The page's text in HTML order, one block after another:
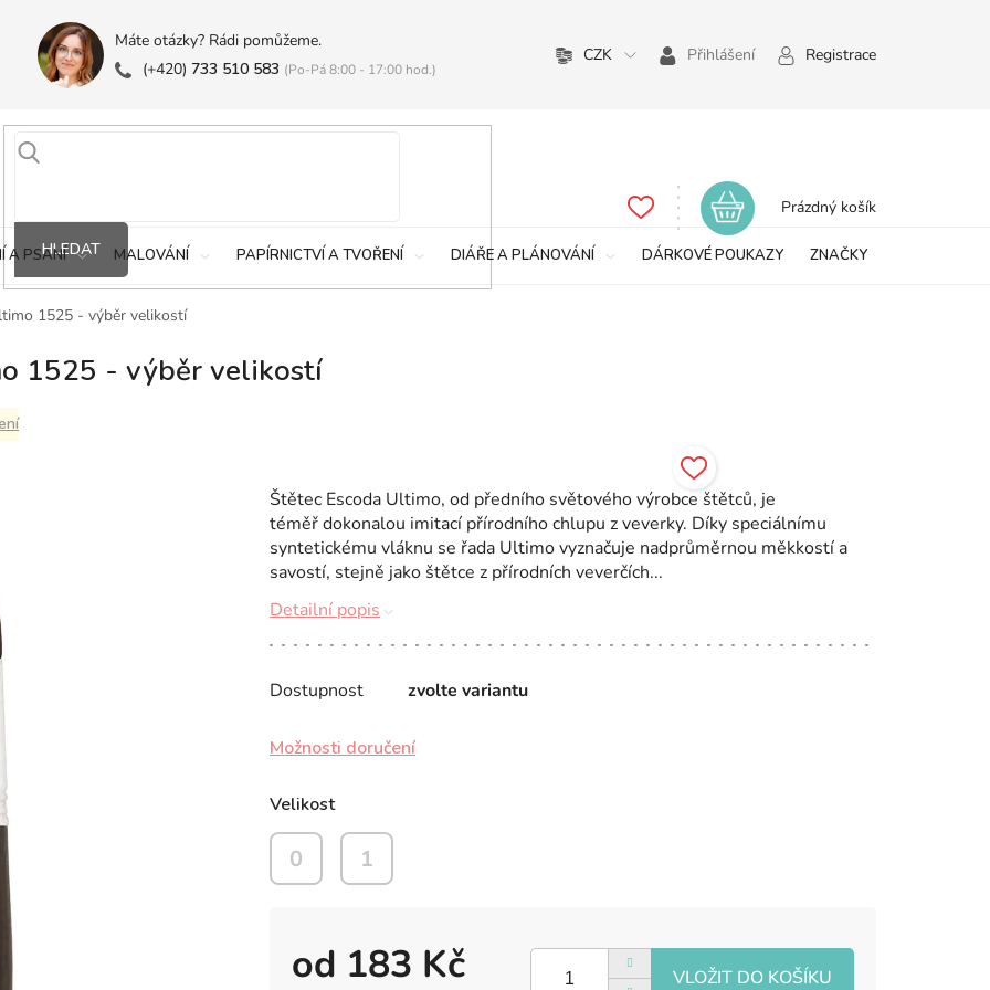
Máte otázky? Rádi pomůžeme.
(+420) 733 510 583 (Po-Pá 8:00 - 17:00 hod.)
CZK Přihlášení Registrace
HLEDAT
Nákupní
Prázdný košík
A PSANÍ MALOVÁNÍ PAPÍRNICTVÍ A TVOŘENÍ DIÁŘE A PLÁNOVÁNÍ DÁRKOVÉ POUKAZY ZNAČKY
1525 - výběr velikostí
1525 - výběr velikostí
Dostupnost zvolte variantu
od 183 Kč
Možnosti doručení
Velikost
0 1
Štětec Escoda Ultimo, od předního světového výrobce štětců, je
téměř dokonalou imitací přírodního chlupu z veverky. Díky speciálnímu
syntetickému vláknu se řada Ultimo vyznačuje nadprůměrnou měkkostí a
savostí, stejně jako štětce z přírodních veverčích...
Detailní popis